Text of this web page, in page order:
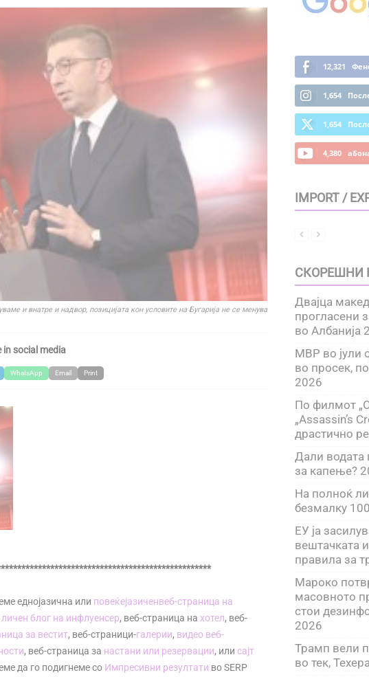
и внатре и надвор, позицијата кон условите на Бугарија не се менува
in social media
WhatsApp Email Print
еднојазична или повеќејазиченвеб-страница на
личен блог на инфлуенсер, веб-страница на хотел, веб-
за вестит, веб-страници-галерии, видео веб-
, веб-страница за настани или резервации, или сајт
да го подигнеме со Импресивни резултати во SERP
12,321
1,654
1,654
4,380
IMPORT /
СКОРЕШНИ
Двајца
прогласени
во Албанија
МВР во јули
во просек,
2026
По филмот
„Assassin’s
драстично
Дали водата
за капење?
На полноќ
безмалку
ЕУ ја
вештачката
правила за
Мароко
масовното
стои
2026
Трамп вели
во тек,